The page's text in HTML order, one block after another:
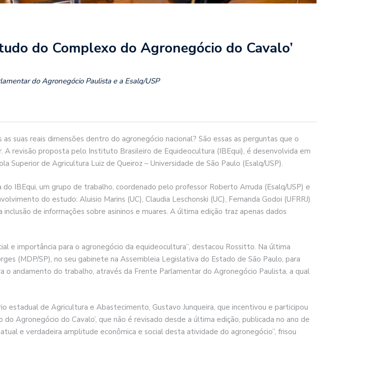
do Complexo do Agronegócio do Cavalo’
do Agronegócio Paulista e a Esalq/USP
suas reais dimensões dentro do agronegócio nacional? São essas as perguntas que o
A revisão proposta pelo Instituto Brasileiro de Equideocultura (IBEqui), é desenvolvida em
Superior de Agricultura Luiz de Queiroz – Universidade de São Paulo (Esalq/USP).
IBEqui, um grupo de trabalho, coordenado pelo professor Roberto Arruda (Esalq/USP) e
do estudo: Aluisio Marins (UC), Claudia Leschonski (UC), Fernanda Godoi (UFRRJ)
de informações sobre asininos e muares. A última edição traz apenas dados
e importância para o agronegócio da equideocultura”, destacou Rossitto. Na última
(MDP/SP), no seu gabinete na Assembleia Legislativa do Estado de São Paulo, para
andamento do trabalho, através da Frente Parlamentar do Agronegócio Paulista, a qual
estadual de Agricultura e Abastecimento, Gustavo Junqueira, que incentivou e participou
Agronegócio do Cavalo’, que não é revisado desde a última edição, publicada no ano de
e verdadeira amplitude econômica e social desta atividade do agronegócio”, frisou